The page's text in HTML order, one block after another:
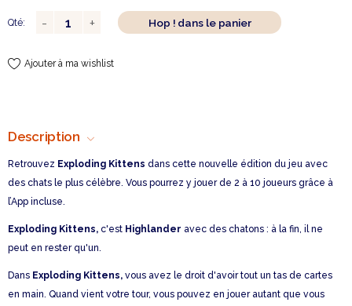
Qté: Hop ! dans le panier
Ajouter à ma wishlist
Description
Retrouvez Exploding Kittens dans cette nouvelle édition du jeu avec
des chats le plus célèbre. Vous pourrez y jouer de 2 à 10 joueurs grâce à
l’App incluse.
Exploding Kittens, c'est Highlander avec des chatons : à la fin, il ne
peut en rester qu'un.
Dans Exploding Kittens, vous avez le droit d'avoir tout un tas de cartes
en main. Quand vient votre tour, vous pouvez en jouer autant que vous